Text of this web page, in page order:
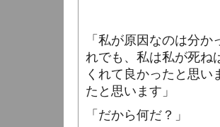
「私が原因なのは分
れでも、私は私が死ね
くれて良かったと思
たと思います」
「だから何だ？」